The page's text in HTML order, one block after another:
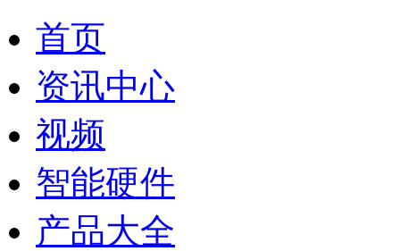
首页
资讯中心
视频
智能硬件
产品大全